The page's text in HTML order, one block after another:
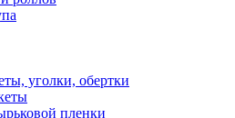
уголки, обертки
пленки